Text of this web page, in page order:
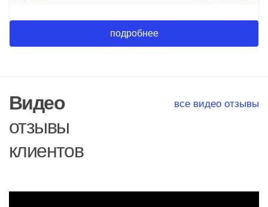
подробнее
Видео
отзывы
клиентов
все видео отзывы